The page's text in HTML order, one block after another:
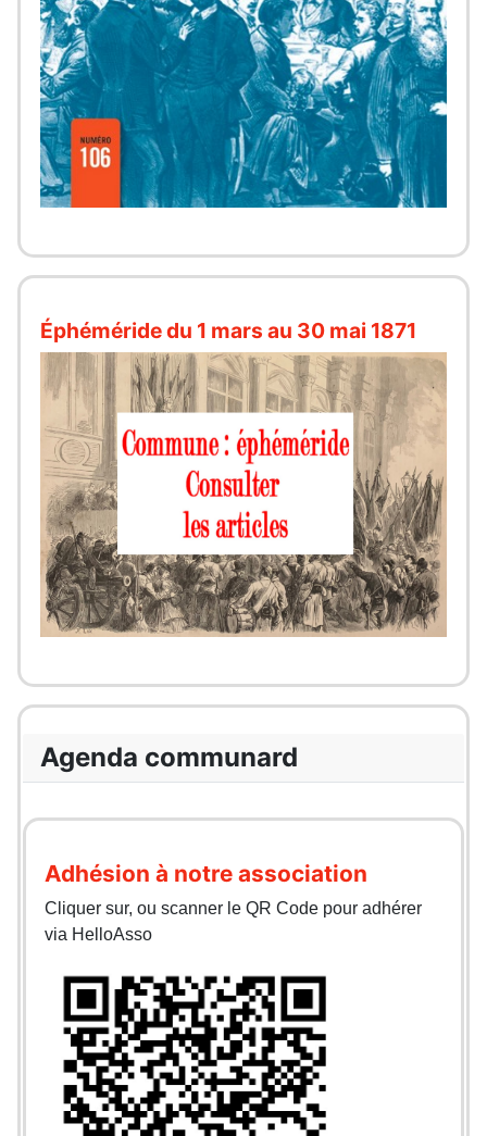
Éphéméride du 1 mars au 30 mai 1871
Agenda communard
Adhésion à notre association
Cliquer sur, ou scanner le QR Code pour adhérer
via HelloAsso